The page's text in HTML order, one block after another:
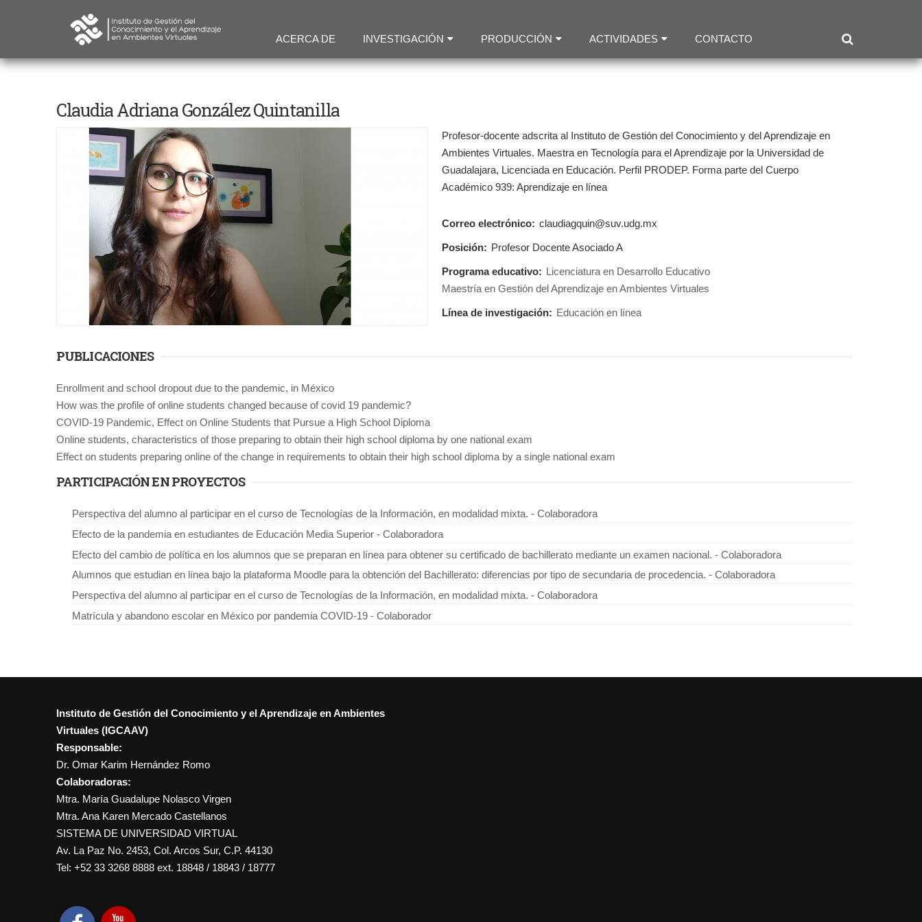
contenido
principal
ACERCA DE INVESTIGACIÓN PRODUCCIÓN ACTIVIDADES CONTACTO
Claudia Adriana González Quintanilla
Profesor-docente adscrita al Instituto de Gestión del Conocimiento y del Aprendizaje en
Ambientes Virtuales. Maestra en Tecnología para el Aprendizaje por la Universidad de
Guadalajara, Licenciada en Educación. Perfil PRODEP. Forma parte del Cuerpo
Académico 939: Aprendizaje en línea
Correo electrónico: claudiagquin@suv.udg.mx
Posición: Profesor Docente Asociado A
Programa educativo: Licenciatura en Desarrollo Educativo
Maestría en Gestión del Aprendizaje en Ambientes Virtuales
Línea de investigación: Educación en línea
PUBLICACIONES
Enrollment and school dropout due to the pandemic, in México
How was the profile of online students changed because of covid 19 pandemic?
COVID-19 Pandemic, Effect on Online Students that Pursue a High School Diploma
Online students, characteristics of those preparing to obtain their high school diploma by one national exam
Effect on students preparing online of the change in requirements to obtain their high school diploma by a single national exam
PARTICIPACIÓN EN PROYECTOS
Perspectiva del alumno al participar en el curso de Tecnologías de la Información, en modalidad mixta. - Colaboradora
Efecto de la pandemia en estudiantes de Educación Media Superior - Colaboradora
Efecto del cambio de política en los alumnos que se preparan en línea para obtener su certificado de bachillerato mediante un examen nacional. - Colaboradora
Alumnos que estudian en línea bajo la plataforma Moodle para la obtención del Bachillerato: diferencias por tipo de secundaria de procedencia. - Colaboradora
Perspectiva del alumno al participar en el curso de Tecnologías de la Información, en modalidad mixta. - Colaboradora
Matrícula y abandono escolar en México por pandemia COVID-19 - Colaborador
Instituto de Gestión del Conocimiento y el Aprendizaje en Ambientes
Virtuales (IGCAAV)
Responsable:
Dr. Omar Karim Hernández Romo
Colaboradoras:
Mtra. María Guadalupe Nolasco Virgen
Mtra. Ana Karen Mercado Castellanos
SISTEMA DE UNIVERSIDAD VIRTUAL
Av. La Paz No. 2453, Col. Arcos Sur, C.P. 44130
Tel: +52 33 3268 8888‏ ext. 18848 / 18843 / 18777